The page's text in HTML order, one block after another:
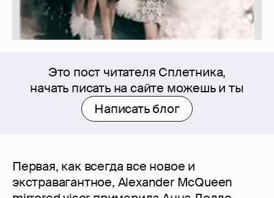
Это пост читателя Сплетника,
начать писать на сайте можешь и ты
Написать блог
Первая, как всегда все новое и
экстравагантное, Alexander McQueen